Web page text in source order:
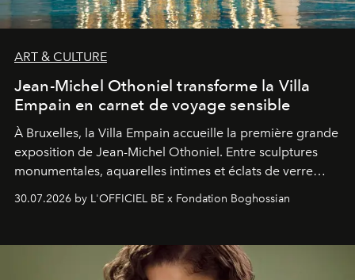
ART & CULTURE
Jean-Michel Othoniel transforme la Villa
Empain en carnet de voyage sensible
À Bruxelles, la Villa Empain accueille la première grande
exposition de Jean-Michel Othoniel. Entre sculptures
monumentales, aquarelles intimes et éclats de verre
soufflé, l’artiste français compose un itinéraire
émotionnel où chaque œuvre devient le souvenir
émerveillement.
30.07.2026 by L'OFFICIEL BE x Fondation Boghossian